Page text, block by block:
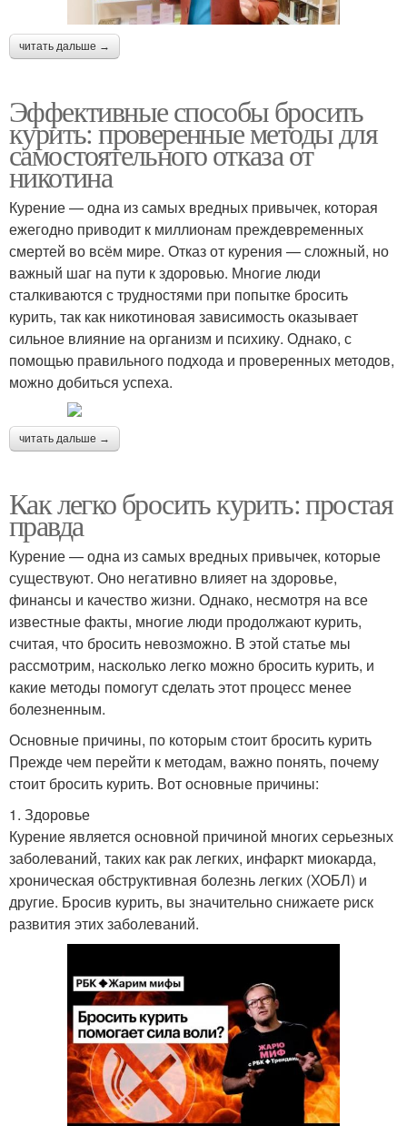
читать дальше →
Эффективные способы бросить
курить: проверенные методы для
самостоятельного отказа от
никотина
Курение — одна из самых вредных привычек, которая
ежегодно приводит к миллионам преждевременных
смертей во всём мире. Отказ от курения — сложный, но
важный шаг на пути к здоровью. Многие люди
сталкиваются с трудностями при попытке бросить
курить, так как никотиновая зависимость оказывает
сильное влияние на организм и психику. Однако, с
помощью правильного подхода и проверенных методов,
можно добиться успеха.
читать дальше →
Как легко бросить курить: простая
правда
Курение — одна из самых вредных привычек, которые
существуют. Оно негативно влияет на здоровье,
финансы и качество жизни. Однако, несмотря на все
известные факты, многие люди продолжают курить,
считая, что бросить невозможно. В этой статье мы
рассмотрим, насколько легко можно бросить курить, и
какие методы помогут сделать этот процесс менее
болезненным.
Основные причины, по которым стоит бросить курить
Прежде чем перейти к методам, важно понять, почему
стоит бросить курить. Вот основные причины:
1. Здоровье
Курение является основной причиной многих серьезных
заболеваний, таких как рак легких, инфаркт миокарда,
хроническая обструктивная болезнь легких (ХОБЛ) и
другие. Бросив курить, вы значительно снижаете риск
развития этих заболеваний.